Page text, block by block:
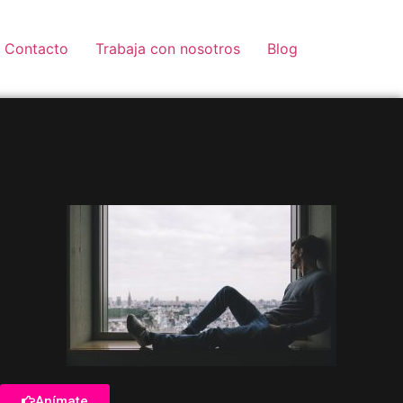
Contacto Trabaja con nosotros Blog